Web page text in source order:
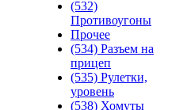
(532)
Противоугоны
Прочее
(534) Разъем на
прицеп
(535) Рулетки,
уровень
(538) Хомуты